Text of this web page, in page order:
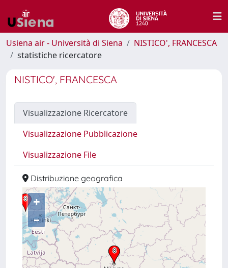
Usiena air - Università di Siena
NISTICO', FRANCESCA
statistiche ricercatore
NISTICO', FRANCESCA
Visualizzazione Ricercatore
Visualizzazione Pubblicazione
Visualizzazione File
Distribuzione geografica
+
–